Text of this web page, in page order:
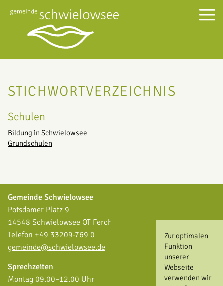
Zur optimalen
Funktion
unserer
Webseite
verwenden wir
STICHWORTVERZEICHNIS
Schulen
Bildung in Schwielowsee
Grundschulen
Gemeinde Schwielowsee
Potsdamer Platz 9
14548 Schwielowsee OT Ferch
Telefon +49 33209-769 0
gemeinde@schwielowsee.de
Sprechzeiten
Montag 09.00–12.00 Uhr